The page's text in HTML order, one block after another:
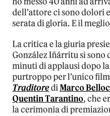
dell’attore ci sono dolori
serata di gloria. E il
La critica e la giuria
González Iñárritu si sono
minuti di applausi dopo
purtroppo per l’unico
TraditorediMarco
Quentin Tarantino, che
la cerimonia di